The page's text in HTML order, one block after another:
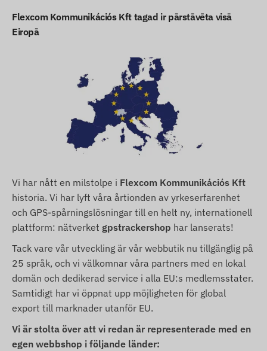
Flexcom Kommunikációs Kft tagad ir pārstāvēta visā
Eiropā
Vi har nått en milstolpe i Flexcom Kommunikációs Kft
historia. Vi har lyft våra årtionden av yrkeserfarenhet
och GPS-spårningslösningar till en helt ny, internationell
plattform: nätverket gpstrackershop har lanserats!
Tack vare vår utveckling är vår webbutik nu tillgänglig på
25 språk, och vi välkomnar våra partners med en lokal
domän och dedikerad service i alla EU:s medlemsstater.
Samtidigt har vi öppnat upp möjligheten för global
export till marknader utanför EU.
Vi är stolta över att vi redan är representerade med en
egen webbshop i följande länder: